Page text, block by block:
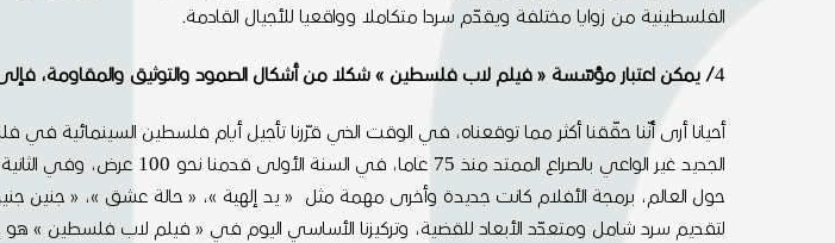
الفلسطينية من زوايا مختلفة ويقدّم سردا متكاملا وواقعيا للأجيال القادمة.
4/ يمكن اعتبار مؤسّسة « فيلم لاب فلسطين » شكلا من أشكال الصمود والتوثيق والمقاومة،
أحيانا أرى أنّنا حقّقنا أكثر مما توقعناه، في الوقت الذي قرّرنا تأجيل أيام فلسطين السينمائية في
حول العالم، برمجة الأفلام كانت جديدة وأخرى مهمة مثل « يد إلهية »، « حالة عشق »، «
لتقديم سرد شامل ومتعدّد الأبعاد للقضية، وتركيزنا الأساسي اليوم في « فيلم لاب فلسطين »